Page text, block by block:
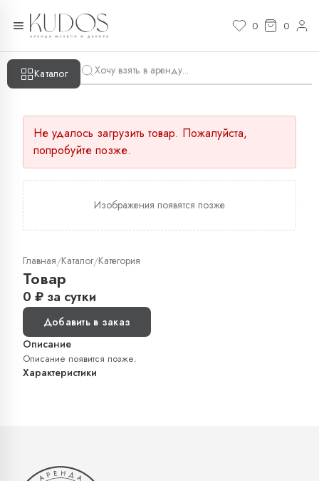
0 0
Каталог
Не удалось загрузить товар. Пожалуйста,
попробуйте позже.
Изображения появятся позже
Главная/Каталог/Категория
Товар
0 ₽ за сутки
Добавить в заказ
Описание
Описание появится позже.
Характеристики